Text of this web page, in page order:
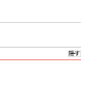
隠す